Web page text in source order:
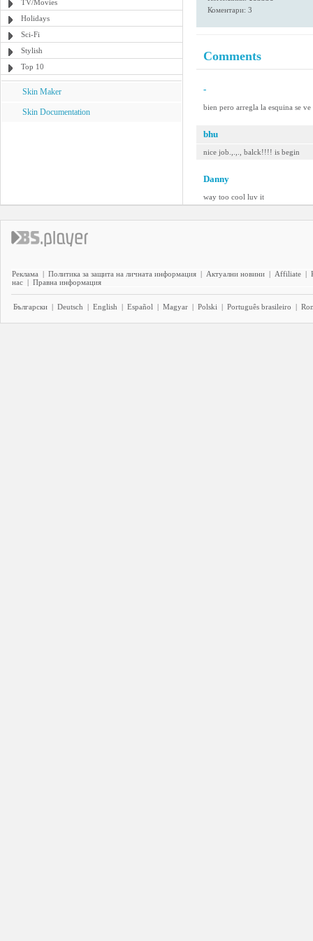
TV/Movies
Holidays
Sci-Fi
Stylish
Top 10
Skin Maker
Skin Documentation
Коментари: 3
Comments
-
bien pero arregla la esquina se ve
bhu
nice job.,.,., balck!!!! is begin
Danny
way too cool luv it
Реклама | Политика за защита на личната информация | Актуални новини | Affiliate |
нас | Правна информация
Български | Deutsch | English | Español | Magyar | Polski | Português brasileiro |